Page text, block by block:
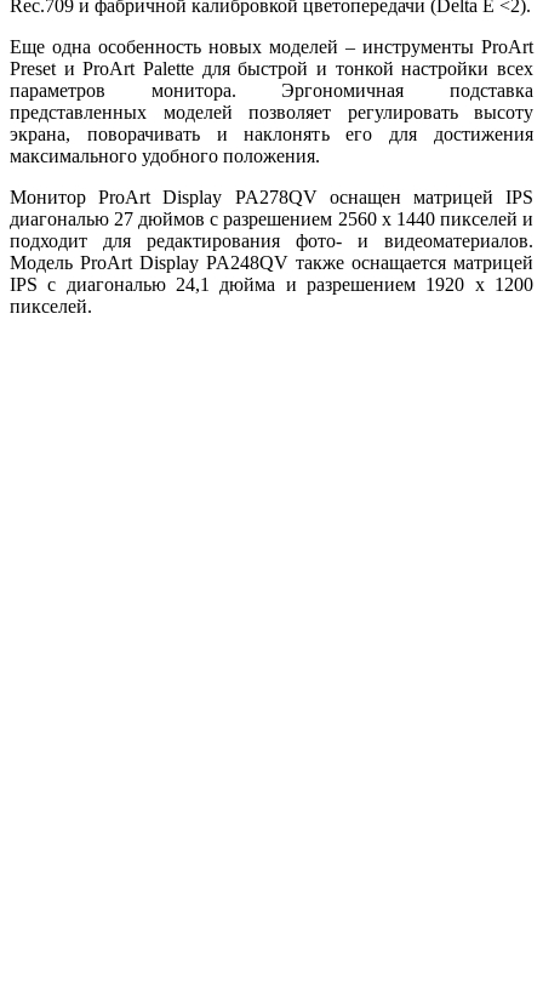
Rec.709 и фабричной калибровкой цветопередачи (Delta E <2).
Еще одна особенность новых моделей – инструменты ProArt
Preset и ProArt Palette для быстрой и тонкой настройки всех
параметров монитора. Эргономичная подставка
представленных моделей позволяет регулировать высоту
экрана, поворачивать и наклонять его для достижения
максимального удобного положения.
Монитор ProArt Display PA278QV оснащен матрицей IPS
диагональю 27 дюймов с разрешением 2560 x 1440 пикселей и
подходит для редактирования фото- и видеоматериалов.
Модель ProArt Display PA248QV также оснащается матрицей
IPS с диагональю 24,1 дюйма и разрешением 1920 x 1200
пикселей.